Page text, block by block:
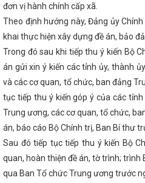
PHƯƠNG VỀ CÁC GIẢI PHÁP
NĂM 2023
Phương hướng,
người tiêu dùng Thủ đô tại Hội
Cổng Khánh 3, tổng vốn gần
kinh tế tuần hoàn, sản xuất và
tăng trưởng mới
Công đoàn
trực thuộc
Trao 21 giải Cuộc
Nghị định của Chính phủ về phát
Kết nối thị trường tiêu thụ cho
Công nhân năm 2023
Tăng
Truyền hình Hà Tĩnh)
Khởi
Tập trung cao cho các nhiệm
thị trường cận kề Tết Nguyên đán
hội Đảng bộ Sở Công Thương
CỤC QUẢN LÝ THỊ TRƯỜNG
THỊ TRƯỜNG THUỘC SỞ CÔNG
đơn vị hành chính cấp xã.
Theo định hướng này, Đảng ủy
khai thực hiện xây dựng đề án, bảo
Trong đó sau khi tiếp thu ý kiến Bộ
án gửi xin ý kiến các tỉnh ủy, thành
và các cơ quan, tổ chức, ban đảng
tục tiếp thu ý kiến góp ý của các
Trung ương, các cơ quan, tổ chức,
án, báo cáo Bộ Chính trị, Ban Bí thư
Sau đó tiếp tục tiếp thu ý kiến Bộ
quan, hoàn thiện đề án, tờ trình;
qua Ban Tổ chức Trung ương trước